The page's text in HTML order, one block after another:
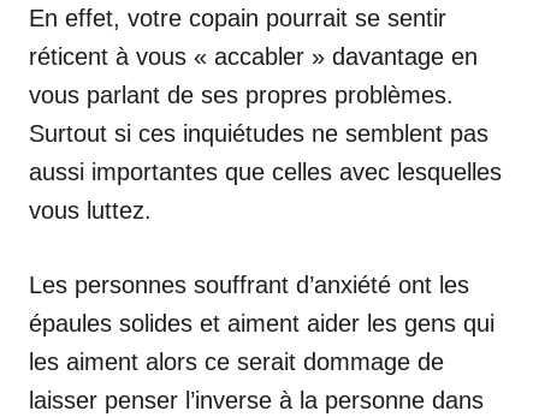
En effet, votre copain pourrait se sentir
réticent à vous « accabler » davantage en
vous parlant de ses propres problèmes.
Surtout si ces inquiétudes ne semblent pas
aussi importantes que celles avec lesquelles
vous luttez.
Les personnes souffrant d’anxiété ont les
épaules solides et aiment aider les gens qui
les aiment alors ce serait dommage de
laisser penser l’inverse à la personne dans